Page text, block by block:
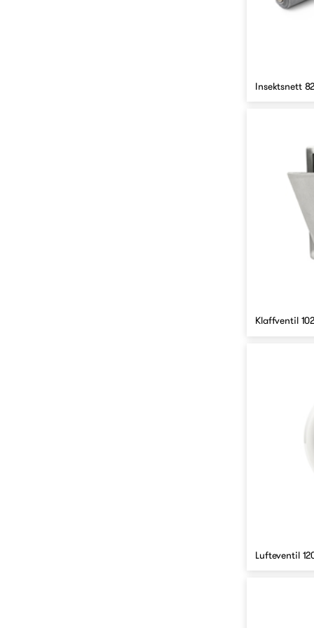
Insektsnett
Klaffventil
Lufteventil